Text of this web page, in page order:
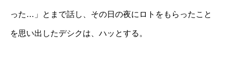
った…」とまで話し、その日の夜にロトをもらったこと
を思い出したデシクは、ハッとする。